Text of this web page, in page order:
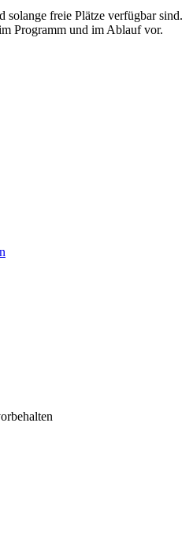
solange freie Plätze verfügbar sind.
Programm und im Ablauf vor.